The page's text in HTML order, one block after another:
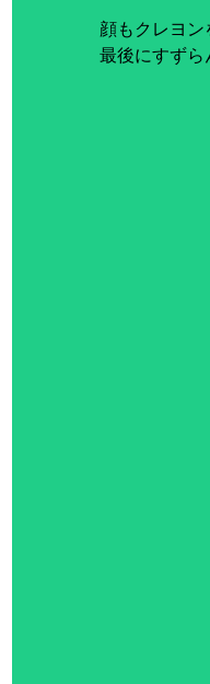
顔もクレヨ
最後にすずら